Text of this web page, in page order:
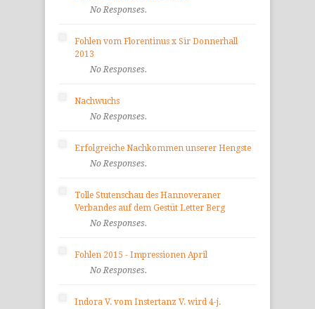
No Responses.
Fohlen vom Florentinus x Sir Donnerhall
2013
No Responses.
Nachwuchs
No Responses.
Erfolgreiche Nachkommen unserer Hengste
No Responses.
Tolle Stutenschau des Hannoveraner
Verbandes auf dem Gestüt Letter Berg
No Responses.
Fohlen 2015 - Impressionen April
No Responses.
Indora V. vom Instertanz V. wird 4-j.